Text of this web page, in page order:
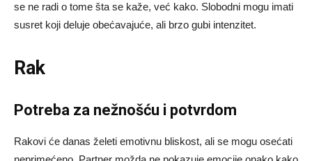
se ne radi o tome šta se kaže, već kako. Slobodni mogu imati
susret koji deluje obećavajuće, ali brzo gubi intenzitet.
Rak
Potreba za nežnošću i potvrdom
Rakovi će danas želeti emotivnu bliskost, ali se mogu osećati